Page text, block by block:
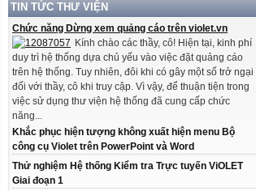
TIN TỨC THƯ VIỆN
Chức năng Dừng xem quảng cáo trên violet.vn
Kính chào các thầy, cô! Hiện tại, kinh phí
duy trì hệ thống dựa chủ yếu vào việc đặt quảng cáo
trên hệ thống. Tuy nhiên, đôi khi có gây một số trở ngại
đối với thầy, cô khi truy cập. Vì vậy, để thuận tiện trong
việc sử dụng thư viện hệ thống đã cung cấp chức
năng...
Khắc phục hiện tượng không xuất hiện menu Bộ
công cụ Violet trên PowerPoint và Word
Thử nghiệm Hệ thống Kiểm tra Trực tuyến ViOLET
Giai đoạn 1